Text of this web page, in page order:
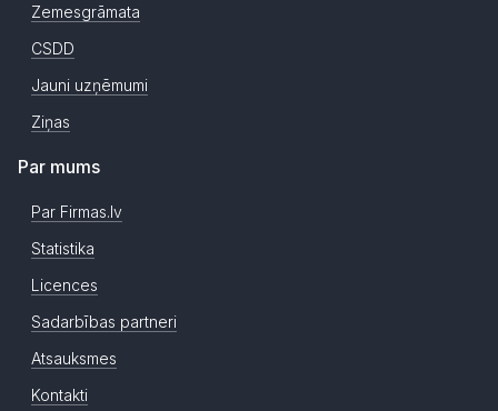
Zemesgrāmata
CSDD
Jauni uzņēmumi
Ziņas
Par mums
Par Firmas.lv
Statistika
Licences
Sadarbības partneri
Atsauksmes
Kontakti